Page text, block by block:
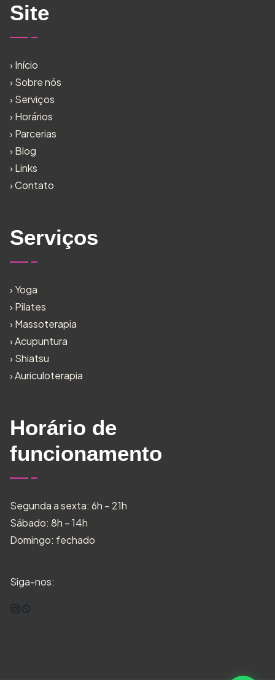
Site
› Início
› Sobre nós
› Serviços
› Horários
› Parcerias
› Blog
› Links
›Contato
Serviços
›Yoga
› Pilates
› Massoterapia
›Acupuntura
› Shiatsu
›Auriculoterapia
Horário de
funcionamento
Segunda a sexta: 6h – 21h
Sábado: 8h – 14h
Domingo: fechado
Siga-nos: